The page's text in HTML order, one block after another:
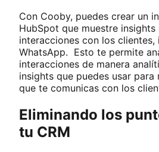
Con Cooby, puedes crear un
HubSpot que muestre
interacciones con los clientes,
WhatsApp. Esto te permite
interacciones de manera
insights que puedes usar
que te comunicas con los
Eliminando los
tu CRM